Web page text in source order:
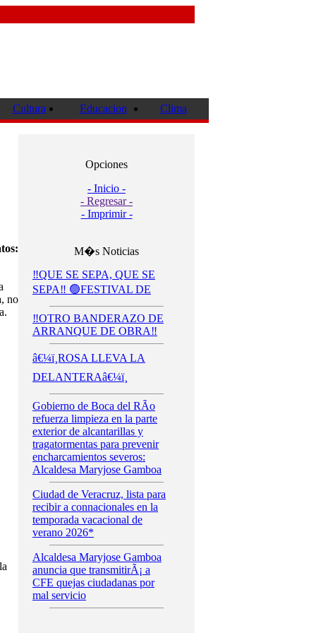
Cultura Educacion Clima
no
Opciones
- Inicio -
- Regresar -
- Imprimir -
M�s Noticias
‼️QUE SE SEPA, QUE SE
SEPA‼️ 🟢FESTIVAL DE
‼️OTRO BANDERAZO DE
ARRANQUE DE OBRA‼️
â€¼ï¸ROSA LLEVA LA
DELANTERAâ€¼ï¸
Gobierno de Boca del RÃ­o
refuerza limpieza en la parte
exterior de alcantarillas y
tragatormentas para prevenir
encharcamientos severos:
Alcaldesa Maryjose Gamboa
Ciudad de Veracruz, lista para
recibir a connacionales en la
temporada vacacional de
verano 2026*
Alcaldesa Maryjose Gamboa
anuncia que transmitirÃ¡ a
CFE quejas ciudadanas por
mal servicio